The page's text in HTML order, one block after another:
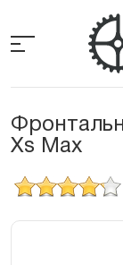
the
Xs Max